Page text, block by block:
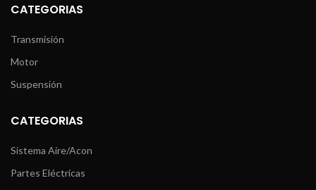
CATEGORIAS
Transmisión
Motor
Suspensión
CATEGORIAS
Sistema Aire/Acon
Partes Eléctricas